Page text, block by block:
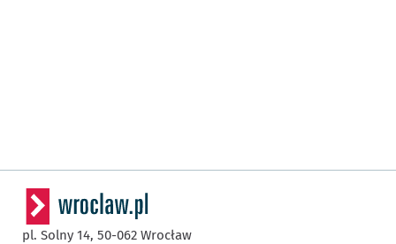
pl. Solny 14, 50-062 Wrocław